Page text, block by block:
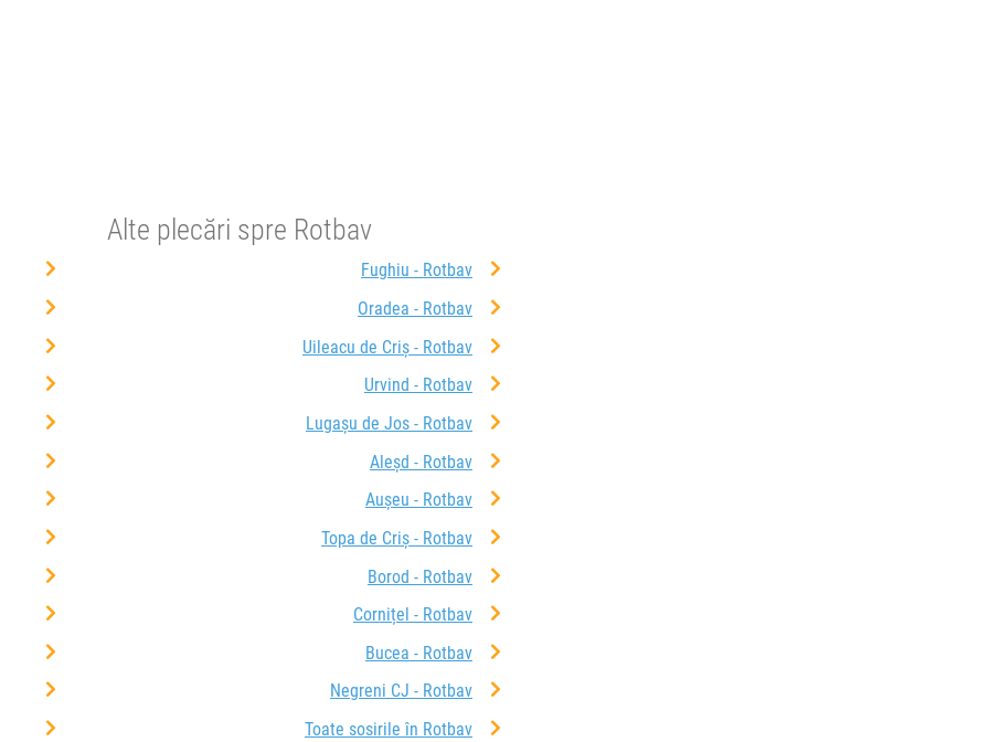
Alte plecări spre Rotbav
Fughiu - Rotbav
Oradea - Rotbav
Uileacu de Criș - Rotbav
Urvind - Rotbav
Lugașu de Jos - Rotbav
Aleșd - Rotbav
Aușeu - Rotbav
Topa de Criș - Rotbav
Borod - Rotbav
Cornițel - Rotbav
Bucea - Rotbav
Negreni CJ - Rotbav
Toate sosirile în Rotbav